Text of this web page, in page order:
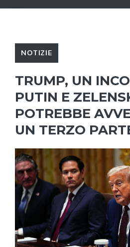
NOTIZIE
TRUMP, UN
PUTIN E
POTREBBE
UN TERZO